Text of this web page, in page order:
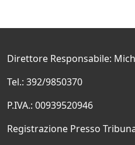
Direttore Responsabile:
Tel.: 392/9850370
P.IVA.: 00939520946
Registrazione Presso